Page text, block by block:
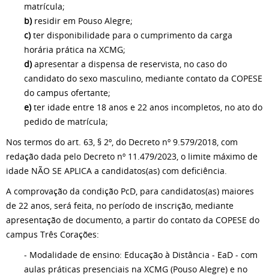
matrícula;
b)residir em Pouso Alegre;
c)ter disponibilidade para o cumprimento da carga
horária prática na XCMG;
d)apresentar a dispensa de reservista, no caso do
candidato do sexo masculino, mediante contato da COPESE
do campus ofertante;
e)ter idade entre 18 anos e 22 anos incompletos, no ato do
pedido de matrícula;
Nos termos do art. 63, § 2º, do Decreto nº 9.579/2018, com
redação dada pelo Decreto nº 11.479/2023, o limite máximo de
idade NÃO SE APLICA a candidatos(as) com deficiência.
A comprovação da condição PcD, para candidatos(as) maiores
de 22 anos, será feita, no período de inscrição, mediante
apresentação de documento, a partir do contato da COPESE do
campus Três Corações:
- Modalidade de ensino: Educação à Distância - EaD - com
aulas práticas presenciais na XCMG (Pouso Alegre) e no